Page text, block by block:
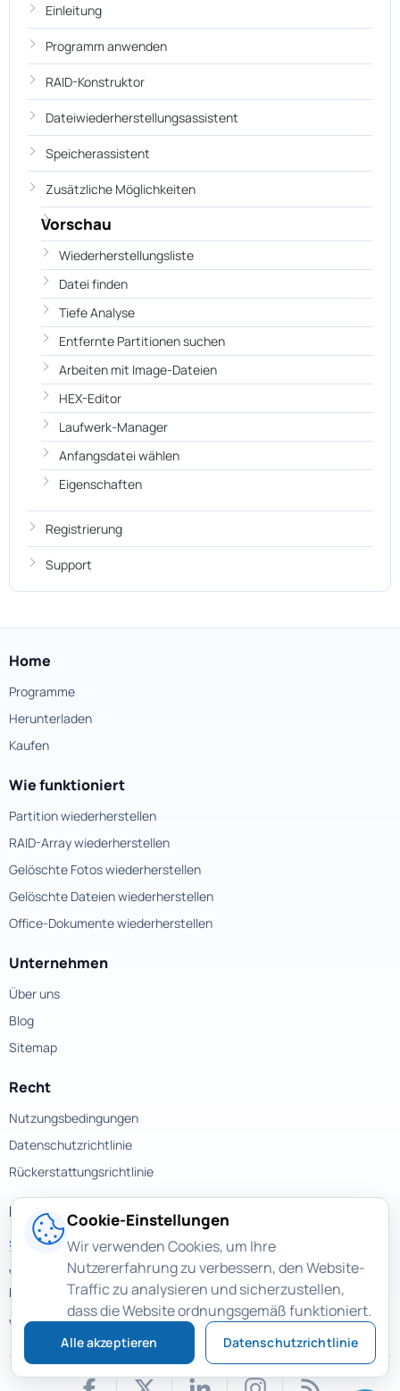
Einleitung
Programm anwenden
RAID-Konstruktor
Dateiwiederherstellungsassistent
Speicherassistent
Zusätzliche Möglichkeiten
Vorschau
Wiederherstellungsliste
Datei finden
Tiefe Analyse
Entfernte Partitionen suchen
Arbeiten mit Image-Dateien
HEX-Editor
Laufwerk-Manager
Anfangsdatei wählen
Eigenschaften
Registrierung
Support
Home
Programme
Herunterladen
Kaufen
Wie funktioniert
Partition wiederherstellen
RAID-Array wiederherstellen
Gelöschte Fotos wiederherstellen
Gelöschte Dateien wiederherstellen
Office-Dokumente wiederherstellen
Unternehmen
Über uns
Blog
Sitemap
Recht
Nutzungsbedingungen
Datenschutzrichtlinie
Rückerstattungsrichtlinie
Kontakte
support@magicuneraser.com
Velyka Vasylkivska street, 77a
Kyiv, Ukraine
Weitere Kontakte >
Cookie-Einstellungen
Wir verwenden Cookies, um Ihre
Nutzererfahrung zu verbessern, den Website-
Traffic zu analysieren und sicherzustellen,
dass die Website ordnungsgemäß funktioniert.
Alle akzeptieren Datenschutzrichtlinie